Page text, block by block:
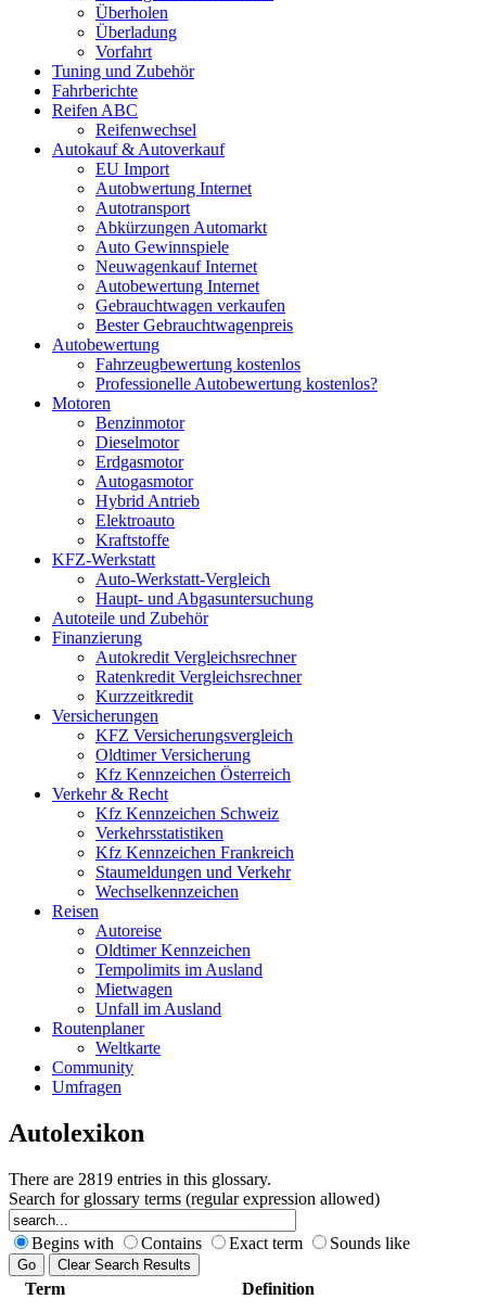
Überholen
Überladung
Vorfahrt
Tuning und Zubehör
Fahrberichte
Reifen ABC
Reifenwechsel
Autokauf & Autoverkauf
EU Import
Autobwertung Internet
Autotransport
Abkürzungen Automarkt
Auto Gewinnspiele
Neuwagenkauf Internet
Autobewertung Internet
Gebrauchtwagen verkaufen
Bester Gebrauchtwagenpreis
Autobewertung
Fahrzeugbewertung kostenlos
Professionelle Autobewertung kostenlos?
Motoren
Benzinmotor
Dieselmotor
Erdgasmotor
Autogasmotor
Hybrid Antrieb
Elektroauto
Kraftstoffe
KFZ-Werkstatt
Auto-Werkstatt-Vergleich
Haupt- und Abgasuntersuchung
Autoteile und Zubehör
Finanzierung
Autokredit Vergleichsrechner
Ratenkredit Vergleichsrechner
Kurzzeitkredit
Versicherungen
KFZ Versicherungsvergleich
Oldtimer Versicherung
Kfz Kennzeichen Österreich
Verkehr & Recht
Kfz Kennzeichen Schweiz
Verkehrsstatistiken
Kfz Kennzeichen Frankreich
Staumeldungen und Verkehr
Wechselkennzeichen
Reisen
Autoreise
Oldtimer Kennzeichen
Tempolimits im Ausland
Mietwagen
Unfall im Ausland
Routenplaner
Weltkarte
Community
Umfragen
Autolexikon
There are 2819 entries in this glossary.
Search for glossary terms (regular expression allowed)
Begins with Contains Exact term Sounds like
Term Definition